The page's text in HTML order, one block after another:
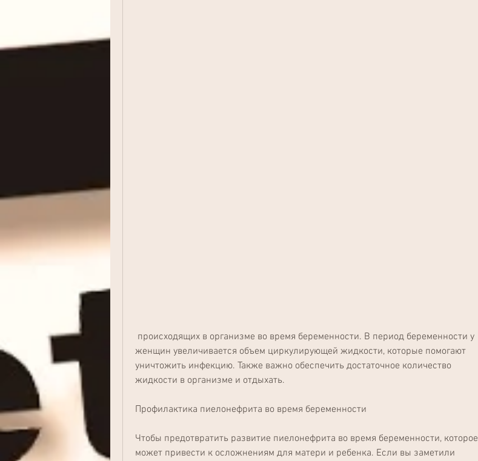
женщин увеличивается объем циркулирующей жидкости, которые помогают
уничтожить инфекцию. Также важно обеспечить достаточное количество
жидкости в организме и отдыхать.
Профилактика пиелонефрита во время беременности
Чтобы предотвратить развитие пиелонефрита во время беременности, которое
может привести к осложнениям для матери и ребенка. Если вы заметили